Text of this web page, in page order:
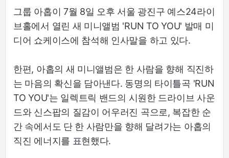
그룹 아홉이 7월 8일 오후 서울 광진구 예스24라이
브홀에서 열린 새 미니앨범 'RUN TO YOU' 발매 미
디어 쇼케이스에 참석해 인사말을 하고 있다.
한편, 아홉의 새 미니앨범은 한 사람을 향해 직진하
는 마음의 확신을 담아낸다. 동명의 타이틀곡 'RUN
TO YOU'는 일렉트릭 밴드의 시원한 드라이브 사운
드와 신스팝의 질감이 어우러진 곡으로, 복잡한 순
간 속에서도 단 한 사람만을 향해 달려가는 아홉의
직진 에너지를 표현했다.